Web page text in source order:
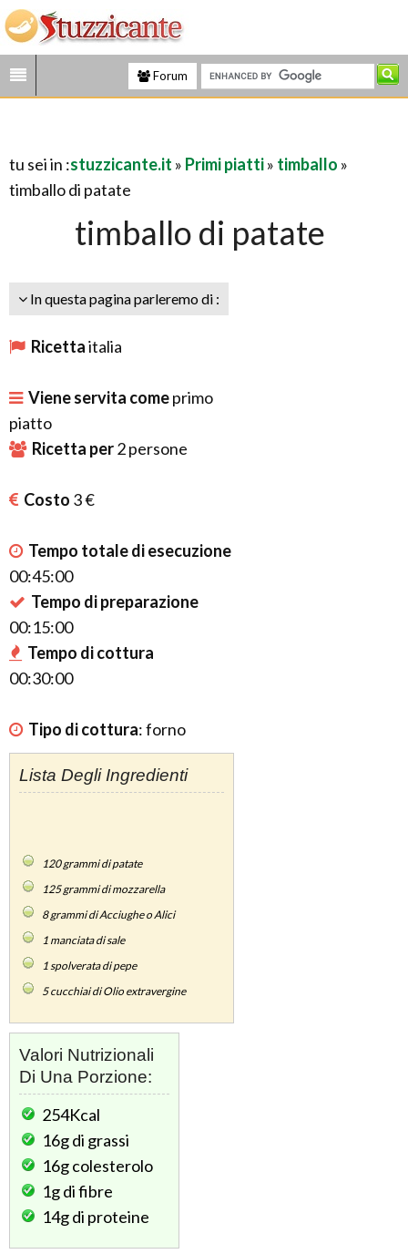
Forum
tu sei in :stuzzicante.it » Primi piatti» timballo »
timballo di patate
timballo di patate
In questa pagina parleremo di :
Ricettaitalia
Viene servita comeprimo
piatto
Ricetta per2persone
Costo 3 €
Tempo totale di esecuzione
00:45:00
Tempo di preparazione
00:15:00
Tempo di cottura
00:30:00
Tipo di cottura:forno
Lista Degli Ingredienti
120grammi di patate
125grammi di mozzarella
8grammi di Acciughe o Alici
1 manciata di sale
1spolverata di pepe
5cucchiai di Olio extravergine
Valori Nutrizionali
Di Una Porzione:
254Kcal
16gdi grassi
16gcolesterolo
1gdi fibre
14gdi proteine